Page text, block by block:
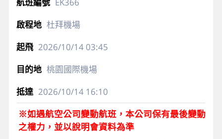
EK366
杜拜機場
2026/10/1403:45
桃園國際機場
2026/10/1416:10
※如遇航空公司變動航班，本公司保有最後變動
之權力，並以說明會資料為準